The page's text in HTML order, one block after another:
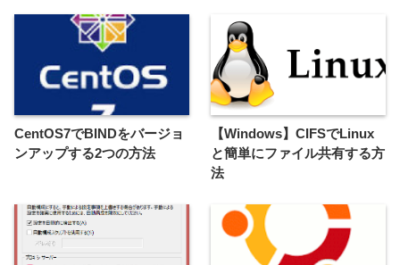
CentOS7でBINDをバージョ
ンアップする2つの方法
【Windows】CIFSでLinux
と簡単にファイル共有する方
法